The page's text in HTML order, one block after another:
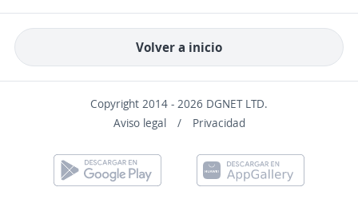
Volver a inicio
Copyright 2014 - 2026 DGNET LTD.
Aviso legal
/ Privacidad